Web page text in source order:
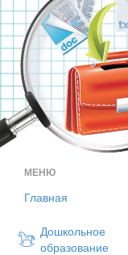
МЕНЮ
Главная
Дошкольное
образование